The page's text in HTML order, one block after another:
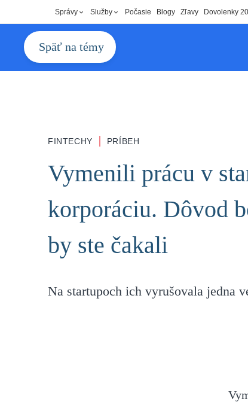
Správy Služby Počasie Blogy Zľavy Dovolenky
Späť na témy
FINTECHY | PRÍBEH
Vymenili prácu v
korporáciu. Dôvod
by ste čakali
Na startupoch ich vyrušovala jedna